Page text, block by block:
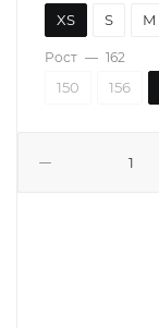
XS S M
Рост — 162
150 156